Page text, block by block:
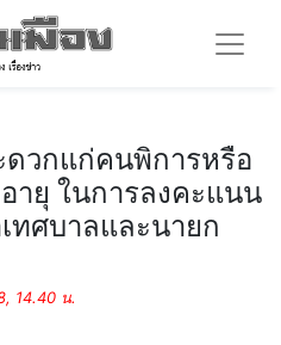
ดวกแก่คนพิการหรือ
ายุ ในการลงคะแนน
ทศบาลและนายก
14.40 น.